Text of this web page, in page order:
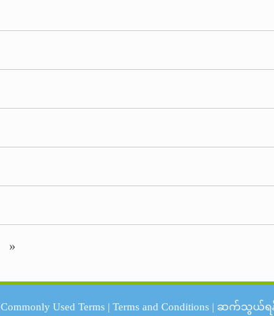
»
Commonly Used Terms| Terms and Conditions| ဆက်သွယ်ရ